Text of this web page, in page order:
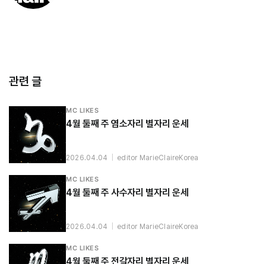
관련 글
MC LIKES
4월 둘째 주 염소자리 별자리 운세
2026.04.04 editor MarieClaireKorea
MC LIKES
4월 둘째 주 사수자리 별자리 운세
2026.04.04 editor MarieClaireKorea
MC LIKES
4월 둘째 주 전갈자리 별자리 운세